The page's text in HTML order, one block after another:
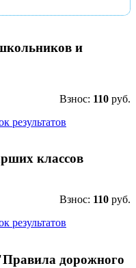
и
Взнос: 110 руб.
результатов
классов
Взнос: 110 руб.
результатов
дорожного